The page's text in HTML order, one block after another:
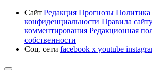
Сайт Редакция Прогнозы Политика
конфиденциальности Правила
комментирования Редакционная
собственности
Соц. сети facebook x youtube